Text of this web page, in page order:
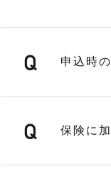
申込時
保険に